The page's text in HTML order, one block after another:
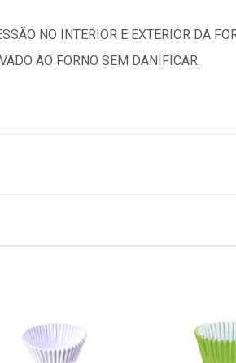
NO INTERIOR E EXTERIOR DA
AO FORNO SEM DANIFICAR.